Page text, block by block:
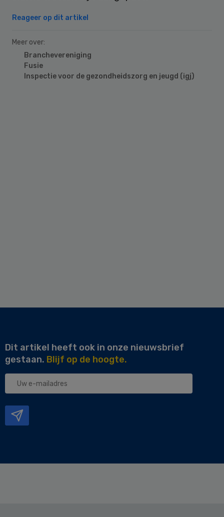
Reageer op dit artikel
Meer over:
Branchevereniging
Fusie
Inspectie voor de gezondheidszorg en jeugd (igj)
Dit artikel heeft ook in onze nieuwsbrief
gestaan. Blijf op de hoogte.
Uw